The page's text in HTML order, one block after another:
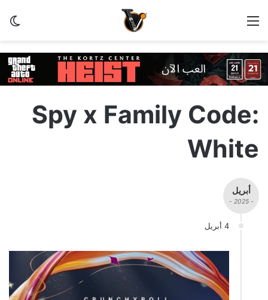
القائمة
Spy x Family Code:
White
أبريل
- 2025 -
4 أبريل